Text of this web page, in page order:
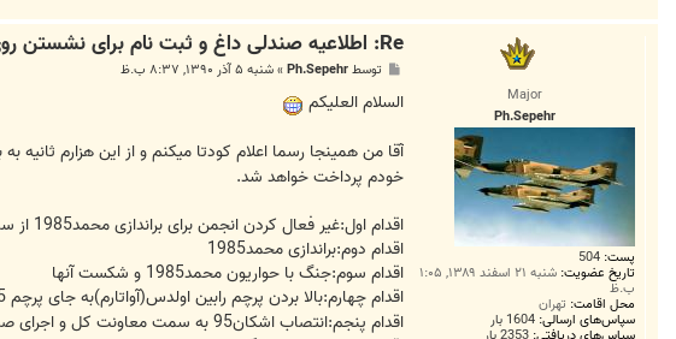
Major
Ph.Sepehr
پست: 504
تاریخ عضویت: شنبه ۲۱ اسفند ۱۳۸۹, ۱:۰۵
ب.ظ
محل اقامت: تهران
سپاس‌های ارسالی: 1604 بار
Re: اطلاعیه صندلی داغ و ثبت نام برای نشستن روی صندلی
ت
توسطPh.Sepehr
»شنبه ۵ آذر ۱۳۹۰, ۸:۳۷ ب.ظ
السلام العلیکم
آقا من همینجا رسما اعلام کودتا میکنم و از این هزارم ثانیه
خودم پرداخت خواهد شد.
اقدام اول:غیر فعال کردن انجمن برای براندازی محمد1985 از سمت مدیریت بخش صندلی داغ
اقدام دوم:براندازی محمد1985
اقدام سوم:جنگ با حواریون محمد1985 و شکست آنها
اقدام چهارم:بالا بردن پرچم رابین اولدس(آواتارم)به جای پرچم 1985!در میدان سنترال،واقع در بالای صفحه ی اصلی
اقدام پنجم:انتصاب اشکان95 به سمت معاونت کل و اجرای صندلی داغش